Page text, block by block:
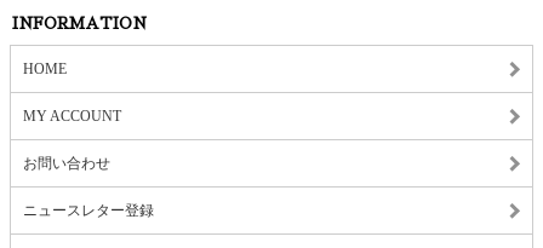
INFORMATION
HOME
MY ACCOUNT
お問い合わせ
ニュースレター登録